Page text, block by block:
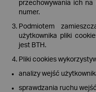
przechowywania ich
numer.
Podmiotem
użytkownika pliki
jest BTH.
Pliki cookies
analizy wejść
sprawdzania ruchu